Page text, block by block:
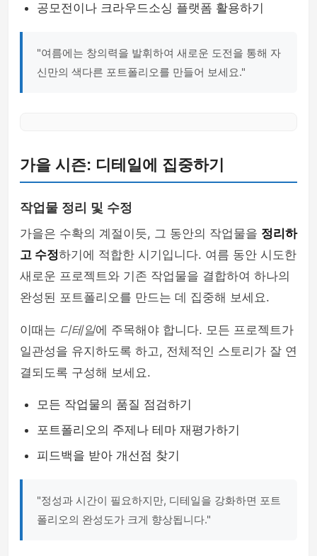
공모전이나 크라우드소싱 플랫폼 활용하기
"여름에는 창의력을 발휘하여 새로운 도전을 통해 자
신만의 색다른 포트폴리오를 만들어 보세요."
가을 시즌: 디테일에 집중하기
작업물 정리 및 수정
가을은 수확의 계절이듯, 그 동안의 작업물을 정리하
고 수정하기에 적합한 시기입니다. 여름 동안 시도한
새로운 프로젝트와 기존 작업물을 결합하여 하나의
완성된 포트폴리오를 만드는 데 집중해 보세요.
이때는 디테일에 주목해야 합니다. 모든 프로젝트가
일관성을 유지하도록 하고, 전체적인 스토리가 잘 연
결되도록 구성해 보세요.
모든 작업물의 품질 점검하기
포트폴리오의 주제나 테마 재평가하기
피드백을 받아 개선점 찾기
"정성과 시간이 필요하지만, 디테일을 강화하면 포트
폴리오의 완성도가 크게 향상됩니다."